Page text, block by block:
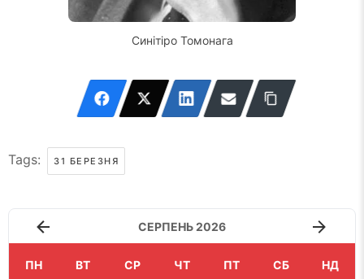
Синітіро Томонага
Tags: 31 БЕРЕЗНЯ
СЕРПЕНЬ 2026
ПН ВТ СР ЧТ ПТ СБ НД